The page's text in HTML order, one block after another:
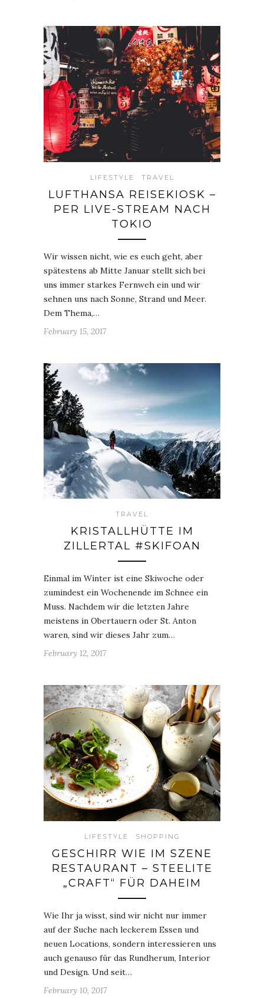
LIFESTYLE TRAVEL
LUFTHANSA REISEKIOSK –
PER LIVE-STREAM NACH
TOKIO
Wir wissen nicht, wie es euch geht, aber
spätestens ab Mitte Januar stellt sich bei
uns immer starkes Fernweh ein und wir
sehnen uns nach Sonne, Strand und Meer.
Dem Thema,…
February 15, 2017
TRAVEL
KRISTALLHÜTTE IM
ZILLERTAL #SKIFOAN
Einmal im Winter ist eine Skiwoche oder
zumindest ein Wochenende im Schnee ein
Muss. Nachdem wir die letzten Jahre
meistens in Obertauern oder St. Anton
waren, sind wir dieses Jahr zum…
February 12, 2017
LIFESTYLE SHOPPING
GESCHIRR WIE IM SZENE
RESTAURANT – STEELITE
„CRAFT“ FÜR DAHEIM
Wie Ihr ja wisst, sind wir nicht nur immer
auf der Suche nach leckerem Essen und
neuen Locations, sondern interessieren uns
auch genauso für das Rundherum, Interior
und Design. Und seit…
February 10, 2017